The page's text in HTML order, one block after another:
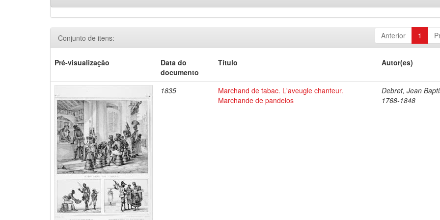
Anterior 1
Conjunto de itens:
Pré-visualização
Data do
documento
Título Autor(es)
1835
Marchand de tabac. L'aveugle chanteur.
Marchande de pandelos
Debret, Jean
1768-1848